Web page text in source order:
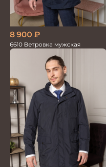
8 900 ₽
6610 Ветровка мужская